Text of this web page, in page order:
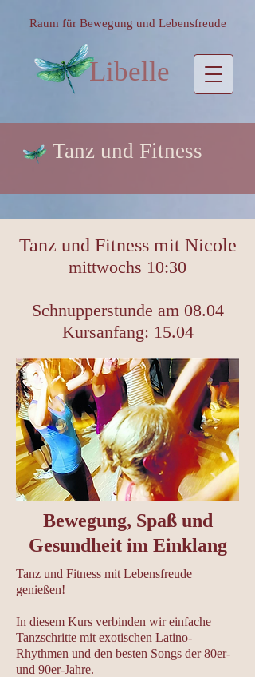
Raum für Bewegung und Lebensfreude
Libelle
Tanz und Fitness
Tanz und Fitness mit Nicole
mittwochs 10:30
Schnupperstunde am 08.04
Kursanfang: 15.04
Bewegung, Spaß und
Gesundheit im Einklang
Tanz und Fitness mit Lebensfreude
genießen!
In diesem Kurs verbinden wir einfache
Tanzschritte mit exotischen Latino-
Rhythmen und den besten Songs der 80er-
und 90er-Jahre.